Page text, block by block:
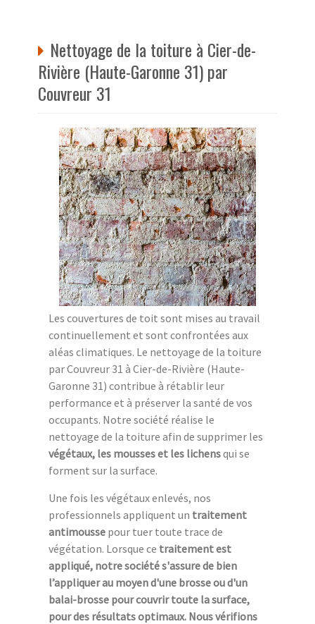
Nettoyage de la toiture à Cier-de-
Rivière (Haute-Garonne 31) par
Couvreur 31
Les couvertures de toit sont mises au travail
continuellement et sont confrontées aux
aléas climatiques. Le nettoyage de la toiture
par Couvreur 31 à Cier-de-Rivière (Haute-
Garonne 31) contribue à rétablir leur
performance et à préserver la santé de vos
occupants. Notre société réalise le
nettoyage de la toiture afin de supprimer les
végétaux, les mousses et les lichensqui se
forment sur la surface.
Une fois les végétaux enlevés, nos
professionnels appliquent un traitement
antimousse pour tuer toute trace de
végétation. Lorsque ce traitement est
appliqué, notre société s'assure de bien
l’appliquer au moyen d'une brosse ou d'un
balai-brosse pour couvrir toute la surface,
pour des résultats optimaux. Nous vérifions